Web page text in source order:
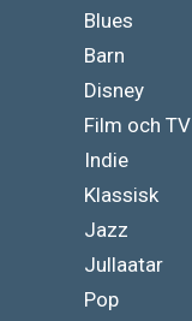
Blues
Barn
Disney
Film och TV
Indie
Klassisk
Jazz
Jullaatar
Pop